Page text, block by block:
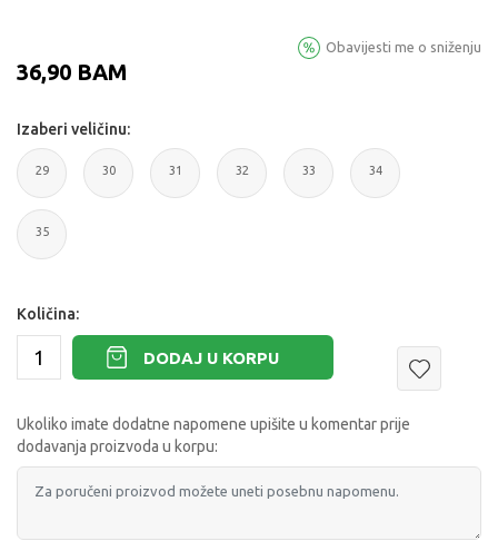
36,90 BAM
Obavijesti me o sniženju
Izaberi veličinu:
29 30 31 32 33 34
35
Količina:
DODAJ U KORPU
Ukoliko imate dodatne napomene upišite u komentar prije
dodavanja proizvoda u korpu: